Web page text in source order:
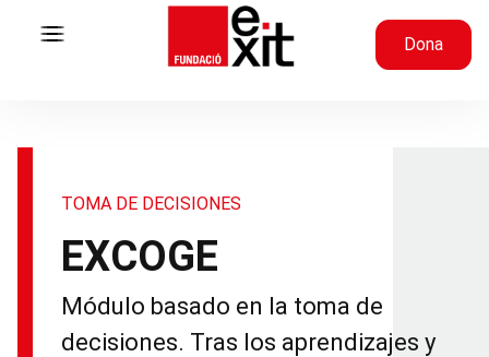
Dona
TOMA DE DECISIONES
EXCOGE
Módulo basado en la toma de
decisiones. Tras los aprendizajes y